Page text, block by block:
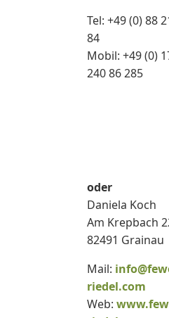
Tel: +49 (0) 88
84
Mobil: +49 (0)
240 86 285
oder
Daniela Koch
Am Krepbach
82491 Grainau
Mail:
riedel.com
Web: